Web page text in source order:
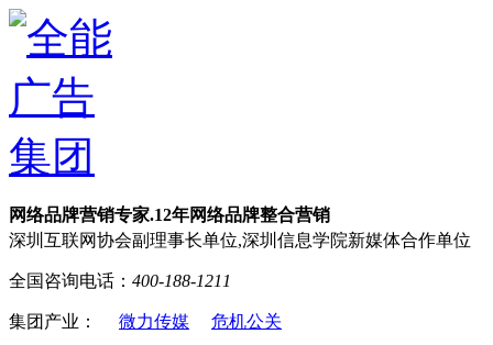
网络品牌营销专家.12年网络品牌整合营销
深圳互联网协会副理事长单位,深圳信息学院新媒体合作单位
全国咨询电话： 400-188-1211
集团产业： 微力传媒 危机公关